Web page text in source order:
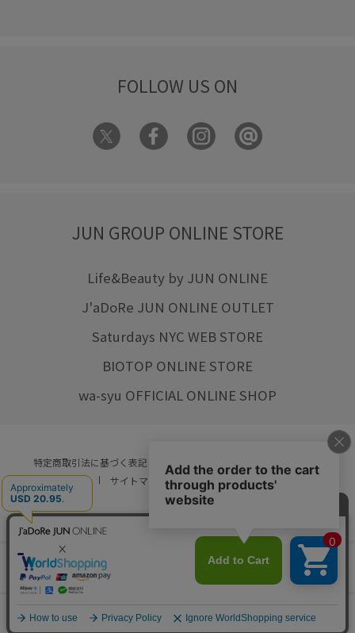
0
FOLLOW US ON
JUN GROUP ONLINE STORE
Life&Beauty by JUN ONLINE
J'aDoRe JUN ONLINE OUTLET
Saturdays NYC WEB STORE
BIOTOP ONLINE STORE
wa-syu OFFICIAL ONLINE SHOP
特定商取引法に基づく表記 プライバシーポリシー
ご利用規約
サイトマップ リクルート ご利用ガイド
© JUN CO.,LTD. ALL RIGHTS RESERVED.
店舗在庫
をみる
カートに入れる